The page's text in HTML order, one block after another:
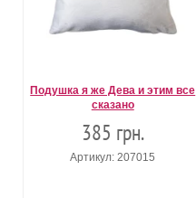
Подушка я же Дева и этим все
сказано
385 грн.
Артикул: 207015